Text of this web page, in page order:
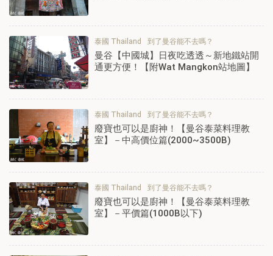
泰國 Thailand 到了曼谷能不去嗎？
曼谷【中國城】日夜吃透透～新地鐵站開
通更方便！【附Wat Mangkon站地圖】
泰國 Thailand 到了曼谷能不去嗎？
廢寶也可以是廚神！【曼谷泰菜料理教
室】－中高價位篇(2000~3500B)
泰國 Thailand 到了曼谷能不去嗎？
廢寶也可以是廚神！【曼谷泰菜料理教
室】－平價篇(1000B以下)